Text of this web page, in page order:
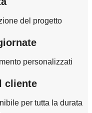
del progetto
personalizzati
cliente
per tutta la durata